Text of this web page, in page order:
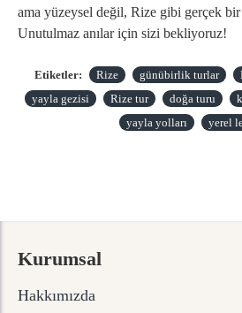
ama yüzeysel değil, Rize gibi gerçek
Unutulmaz anılar için sizi bekliyoruz!
Etiketler: Rize günübirlik turlar
yayla gezisi
Rize tur doğa turu
yayla yolları
yerel
Kurumsal
Hakkımızda